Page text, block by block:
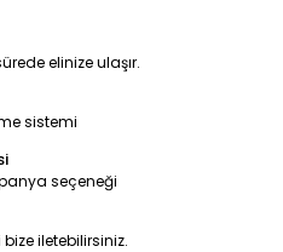
elinize ulaşır.
sistemi
seçeneği
iletebilirsiniz.